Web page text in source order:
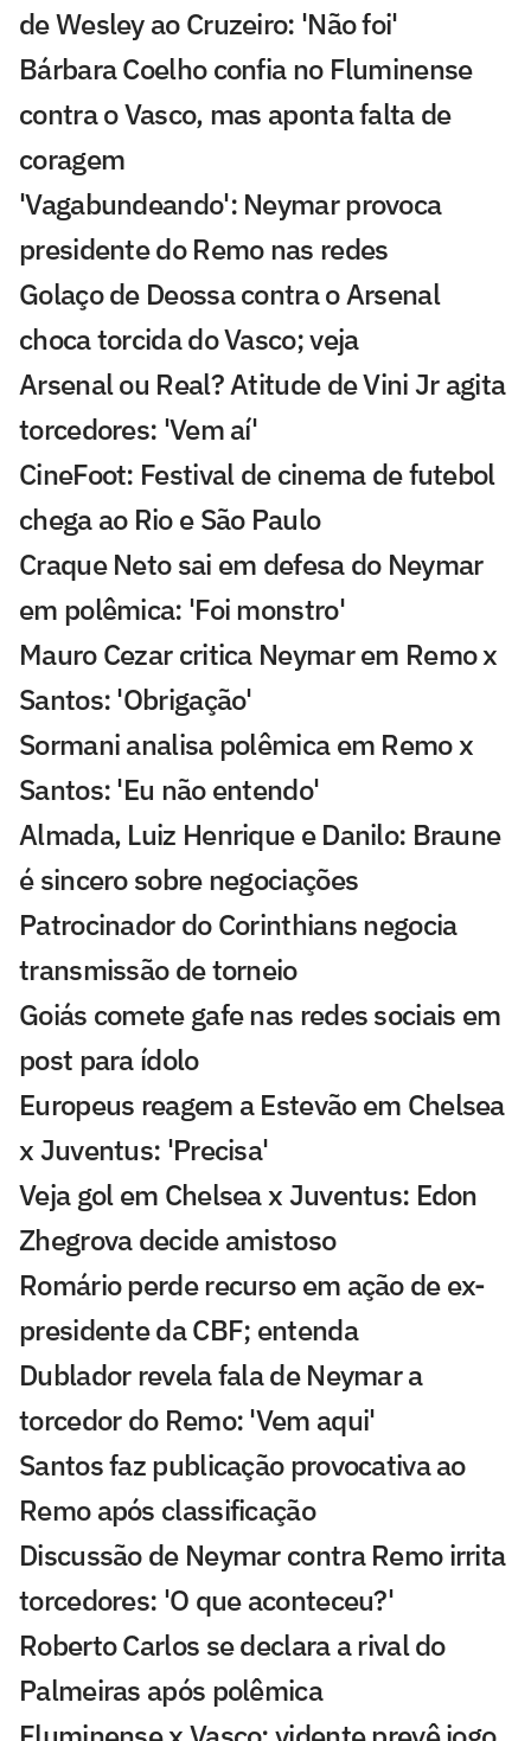
de Wesley ao Cruzeiro: 'Não foi'
Bárbara Coelho confia no Fluminense
contra o Vasco, mas aponta falta de
coragem
'Vagabundeando': Neymar provoca
presidente do Remo nas redes
Golaço de Deossa contra o Arsenal
choca torcida do Vasco; veja
Arsenal ou Real? Atitude de Vini Jr agita
torcedores: 'Vem aí'
CineFoot: Festival de cinema de futebol
chega ao Rio e São Paulo
Craque Neto sai em defesa do Neymar
em polêmica: 'Foi monstro'
Mauro Cezar critica Neymar em Remo x
Santos: 'Obrigação'
Sormani analisa polêmica em Remo x
Santos: 'Eu não entendo'
Almada, Luiz Henrique e Danilo: Braune
é sincero sobre negociações
Patrocinador do Corinthians negocia
transmissão de torneio
Goiás comete gafe nas redes sociais em
post para ídolo
Europeus reagem a Estevão em Chelsea
x Juventus: 'Precisa'
Veja gol em Chelsea x Juventus: Edon
Zhegrova decide amistoso
Romário perde recurso em ação de ex-
presidente da CBF; entenda
Dublador revela fala de Neymar a
torcedor do Remo: 'Vem aqui'
Santos faz publicação provocativa ao
Remo após classificação
Discussão de Neymar contra Remo irrita
torcedores: 'O que aconteceu?'
Roberto Carlos se declara a rival do
Palmeiras após polêmica